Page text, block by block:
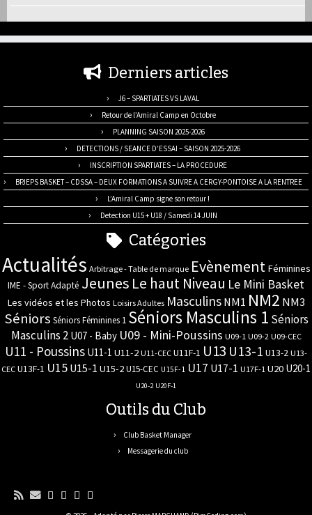
Derniers articles
J6 – SPARTIATES VS LAVAL
Retour de l’Amiral Camp en Octobre
PLANNING SAISON 2025-2026
DETECTIONS / SEANCE D’ESSAI – SAISON 2025-2026
INSCRIPTION SPARTIATES – LA PROCEDURE
BPJEPS BASKET – CDSSA – DEUX FORMATIONS A SUIVRE A CERGY-PONTOISE A LA RENTREE
L’Amiral Camp signe son retour !
Detection U15 + U18 / Samedi 14 JUIN
Catégories
Actualités Arbitrage - Table de marque Evènement Féminines
IME - Sport Adapté Jeunes Le haut Niveau Le Mini Basket
Les vidéos et les Photos Loisirs Adultes Masculins NM1 NM2 NM3
Séniors Séniors Féminines 1 Séniors Masculins 1 Séniors
Masculins 2 U07 - Baby U09 - Mini-Poussins U09-1 U09-2 U09-CEC
U11 - Poussins U11-1 U11-2 U11-CEC U11F-1 U13 U13-1 U13-2 U13-
CEC U13F-1 U15 U15-1 U15-2U15-CEC U15F-1 U17 U17-1 U17F-1 U20 U20-1
U20-2 U20F-1
Outils du Club
Club Basket Manager
Messagerie du club